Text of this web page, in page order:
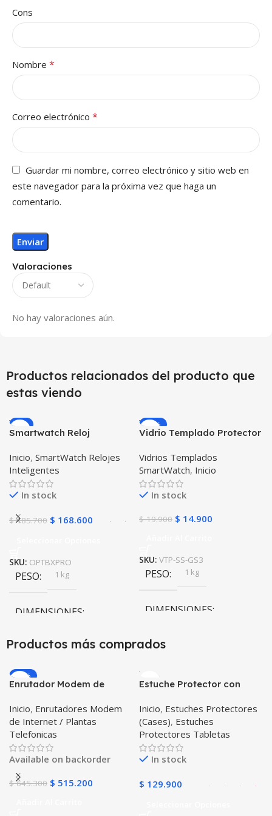
Valoraciones
No hay valoraciones aún.
Cons
Nombre *
Correo electrónico *
Guardar mi nombre, correo electrónico y sitio web en
este navegador para la próxima vez que haga un
comentario.
Productos relacionados del producto que
estas viendo
-9%
Smartwatch Reloj
BAND X PRO™
(Smartwatch p70)
Compatible Android IOS
Inicio, SmartWatch Relojes
Inteligentes
In stock
$185.700 $ 168.600
SKU: OPTBXPRO
PESO 1 kg
DIMENSIONES
20 × 20 × 20 cm
COLOR
-25%
Vidrio Templado Protector
Smartwatch Samsung
Gear S3 Frontier
Vidrios Templados
SmartWatch, Inicio
In stock
$19.900 $ 14.900
SKU: VTP-SS-GS3
PESO 1 kg
DIMENSIONES
20 × 20 × 20 cm
Productos más comprados
-20%
Enrutador Modem de
Libre Todo Operador 4G
LTE SIMCARD
Inicio, Enrutadores Modem
de Internet / Plantas
Telefonicas
Available on backorder
$645.300 $ 515.200
Estuche Protector con
Tablet Samsung Galaxy
Tab A8 10.5 2021 – 2022
SM-x200 SM-x205 Anti
golpes con soporte
Inicio, Estuches Protectores
(Cases), Estuches
Protectores Tabletas
In stock
$ 129.900